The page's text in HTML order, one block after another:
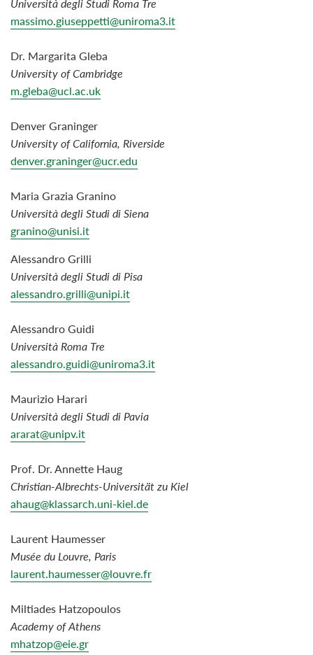
Università degli Studi Roma Tre
massimo.giuseppetti@uniroma3.it
Dr. Margarita Gleba
University of Cambridge
m.gleba@ucl.ac.uk
Denver Graninger
University of California, Riverside
denver.graninger@ucr.edu
Maria Grazia Granino
Università degli Studi di Siena
granino@unisi.it
Alessandro Grilli
Università degli Studi di Pisa
alessandro.grilli@unipi.it
Alessandro Guidi
Università Roma Tre
alessandro.guidi@uniroma3.it
Maurizio Harari
Università degli Studi di Pavia
ararat@unipv.it
Prof. Dr. Annette Haug
Christian-Albrechts-Universität zu Kiel
ahaug@klassarch.uni-kiel.de
Laurent Haumesser
Musée du Louvre, Paris
laurent.haumesser@louvre.fr
Miltiades Hatzopoulos
Academy of Athens
mhatzop@eie.gr